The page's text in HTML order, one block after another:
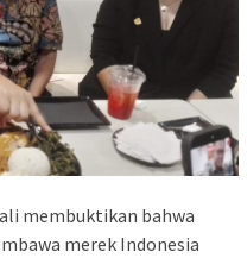
membuktikan bahwa
merek Indonesia